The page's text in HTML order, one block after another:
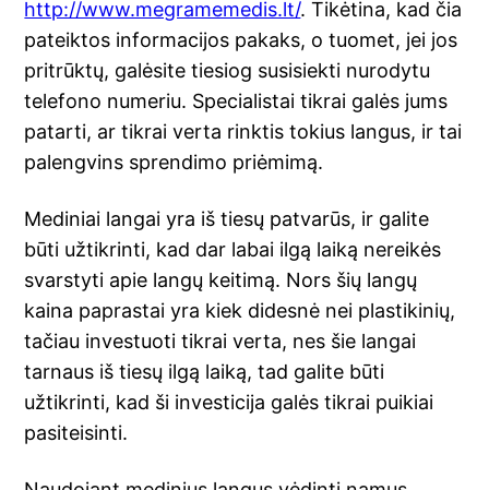
http://www.megramemedis.lt/. Tikėtina, kad čia
pateiktos informacijos pakaks, o tuomet, jei jos
pritrūktų, galėsite tiesiog susisiekti nurodytu
telefono numeriu. Specialistai tikrai galės jums
patarti, ar tikrai verta rinktis tokius langus, ir tai
palengvins sprendimo priėmimą.
Mediniai langai yra iš tiesų patvarūs, ir galite
būti užtikrinti, kad dar labai ilgą laiką nereikės
svarstyti apie langų keitimą. Nors šių langų
kaina paprastai yra kiek didesnė nei plastikinių,
tačiau investuoti tikrai verta, nes šie langai
tarnaus iš tiesų ilgą laiką, tad galite būti
užtikrinti, kad ši investicija galės tikrai puikiai
pasiteisinti.